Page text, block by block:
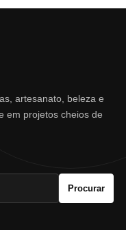
artesanato, beleza e
em projetos cheios de
Procurar